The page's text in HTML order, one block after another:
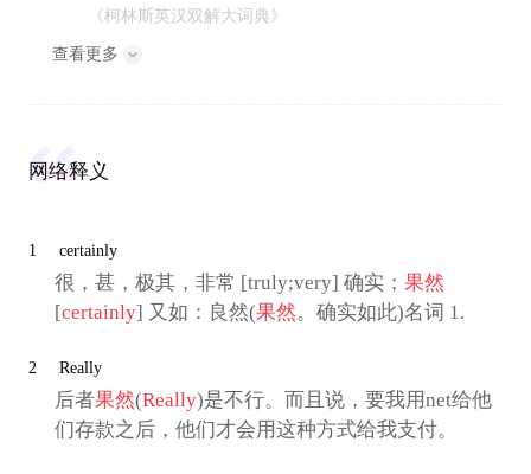
《柯林斯英汉双解大词典》
查看更多
网络释义
1 certainly
很，甚，极其，非常 [truly;very] 确实； 果然
[certainly] 又如：良然(果然。确实如此)名词 1.
2 Really
后者果然(Really)是不行。而且说，要我用net给他
们存款之后，他们才会用这种方式给我支付。